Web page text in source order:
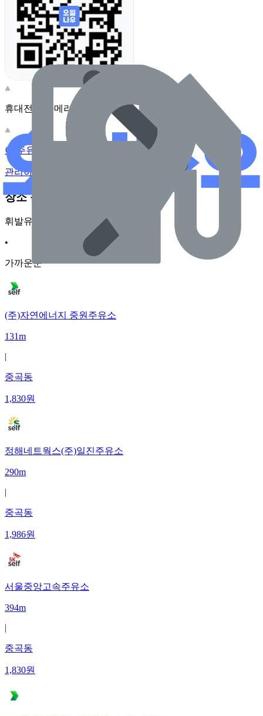
휴대전화 카메라로 찍어보세요
이 주유소의 사장님이신가요?
관리하기
장소 근처 주유소
휘발유
•
가까운순
(주)자연에너지 중원주유소
131m
|
중곡동
1,830원
정해네트웍스(주)일진주유소
290m
|
중곡동
1,986원
서울중앙고속주유소
394m
|
중곡동
1,830원